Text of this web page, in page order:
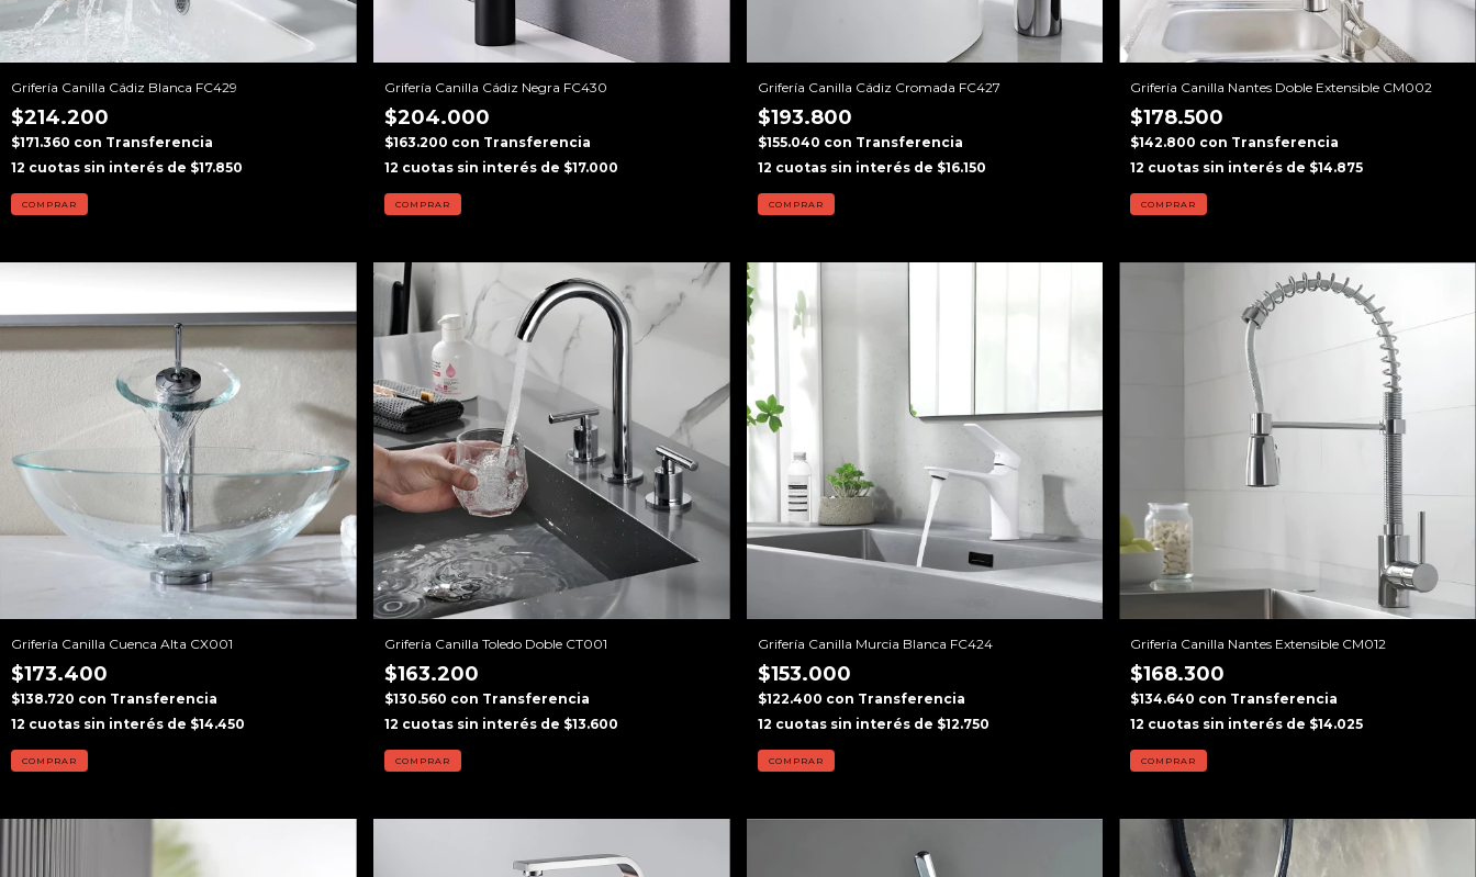
Grifería Canilla Cádiz Blanca FC429
$214.200
$171.360 con Transferencia
12 cuotas sin interés de $17.850
Grifería Canilla Cádiz Negra FC430
$204.000
$163.200 con Transferencia
12 cuotas sin interés de $17.000
Grifería Canilla Cádiz Cromada FC427
$193.800
$155.040 con Transferencia
12 cuotas sin interés de $16.150
Grifería Canilla Nantes Doble Extensible CM002
$178.500
$142.800 con Transferencia
12 cuotas sin interés de $14.875
Grifería Canilla Cuenca Alta CX001
$173.400
$138.720 con Transferencia
12 cuotas sin interés de $14.450
Grifería Canilla Toledo Doble CT001
$163.200
$130.560 con Transferencia
12 cuotas sin interés de $13.600
Grifería Canilla Murcia Blanca FC424
$153.000
$122.400 con Transferencia
12 cuotas sin interés de $12.750
Grifería Canilla Nantes Extensible CM012
$168.300
$134.640 con Transferencia
12 cuotas sin interés de $14.025